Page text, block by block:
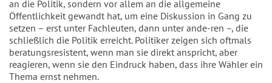
an die Politik, sondern vor allem an die allgemeine
Öffentlichkeit gewandt hat, um eine Diskussion in Gang zu
setzen – erst unter Fachleuten, dann unter ande-ren –, die
schließlich die Politik erreicht. Politiker zeigen sich oftmals
beratungsresistent, wenn man sie direkt anspricht, aber
reagieren, wenn sie den Eindruck haben, dass ihre Wähler ein
Thema ernst nehmen.